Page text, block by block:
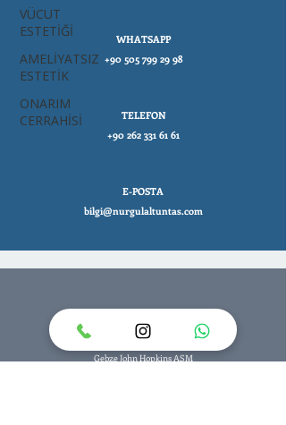
VÜCUT
ESTETİĞİ
AMELİYATSIZ
ESTETİK
ONARIM
CERRAHİSİ
WHATSAPP
+90 505 799 29 98
TELEFON
+90 262 331 61 61
E-POSTA
bilgi@nurgulaltuntas.com
Gebze John Hopkins ASM